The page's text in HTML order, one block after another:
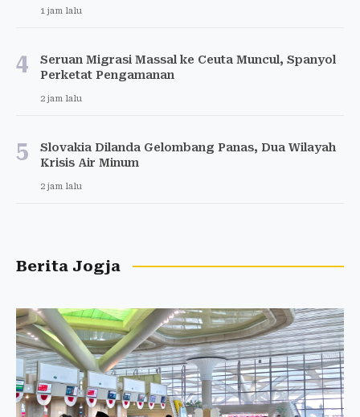
1 jam lalu
4
Seruan Migrasi Massal ke Ceuta Muncul, Spanyol
Perketat Pengamanan
2 jam lalu
5
Slovakia Dilanda Gelombang Panas, Dua Wilayah
Krisis Air Minum
2 jam lalu
Berita Jogja